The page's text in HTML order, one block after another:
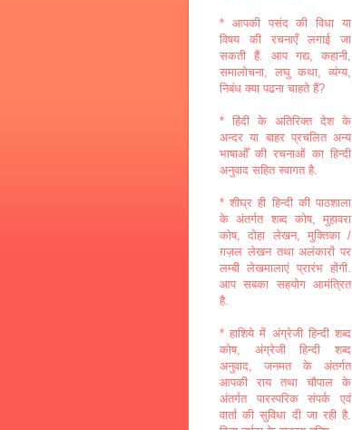
* आपकी पसंद की विधा या
विषय की रचनाएँ लगाई जा
सकती हैं. आप गद्य, कहानी,
समालोचना, लघु कथा, व्यंग्य,
निबंध क्या पढना चाहते हैं?
* हिंदी के अतिरिक्त देश के
अन्दर या बाहर प्रचलित अन्य
भाषाओँ की रचनाओं का हिन्दी
अनुवाद सहित स्वागत है.
* शीघ्र ही हिन्दी की पाठशाला
के अंतर्गत शब्द कोष, मुहावरा
कोष, दोहा लेखन, मुक्तिका /
ग़ज़ल लेखन तथा अलंकारों पर
लम्बी लेखमालाएं प्रारंभ होंगी.
आप सबका सहयोग आमंत्रित
है.
* हाशिये में अंग्रेजी हिन्दी शब्द
कोष, अंग्रेजी हिन्दी शब्द
अनुवाद, जनमत के अंतर्गत
आपकी राय तथा चौपाल के
अंतर्गत पारस्परिक संपर्क एवं
वार्ता की सुविधा दी जा रही है.